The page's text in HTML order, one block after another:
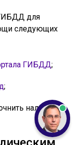
для
следующих
ГИБДД;
;
наличие